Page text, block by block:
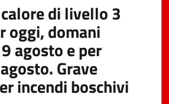
di livello 3
oggi, domani
agosto e per
Grave
incendi boschivi